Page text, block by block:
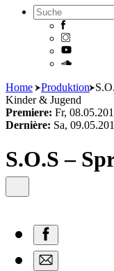
Skip
to
content
Home Produktion
Kinder & Jugend
Premiere: Fr,
Dernière: Sa,
S.O.S –